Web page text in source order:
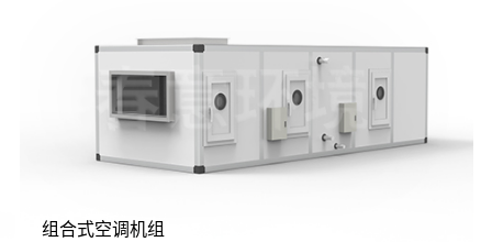
组合式空调机组